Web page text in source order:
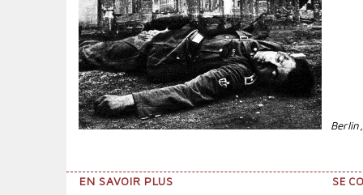
EN SAVOIR PLUS SE